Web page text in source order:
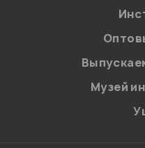
Введите
Музей